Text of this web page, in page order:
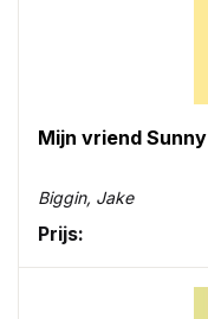
Mijn vriend Sunny
Biggin, Jake
Prijs: